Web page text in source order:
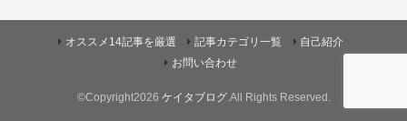
オススメ14記事を厳選 記事カテゴリ一覧
自己紹介
お問い合わせ
©Copyright2026 ケイタブログ.All Rights Reserved.